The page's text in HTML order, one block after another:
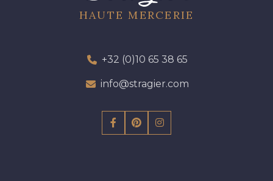
HAUTE MERCERIE
+32 (0)10 65 38 65
info@stragier.com